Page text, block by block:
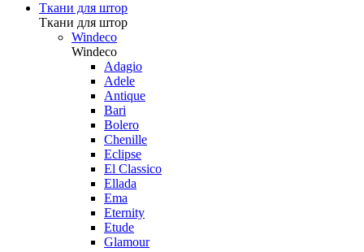
Ткани для штор
Ткани для штор
Windeco
Windeco
Adagio
Adele
Antique
Bari
Bolero
Chenille
Eclipse
El Classico
Ellada
Ema
Eternity
Etude
Glamour